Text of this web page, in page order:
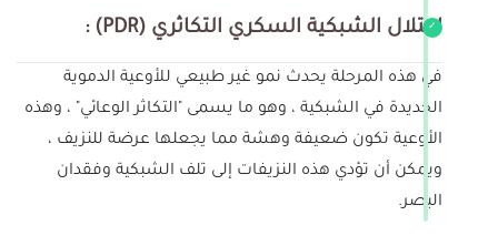
اعتلال الشبكية السكري التكاثري (PDR) :
في هذه المرحلة يحدث نمو غير طبيعي للأوعية الدموية
الجديدة في الشبكية ، وهو ما يسمى "التكاثر الوعائي" ، وهذه
الأوعية تكون ضعيفة وهشة مما يجعلها عرضة للنزيف ،
ويمكن أن تؤدي هذه النزيفات إلى تلف الشبكية وفقدان
البصر.